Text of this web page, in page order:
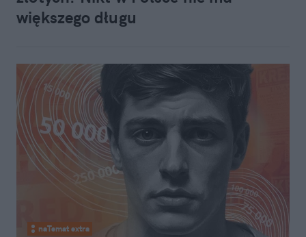
większego długu
naTemat extra